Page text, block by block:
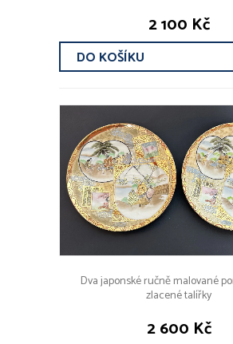
2 100 Kč
DO KOŠÍKU
Dva japonské ručně malované
zlacené talířky
2 600 Kč